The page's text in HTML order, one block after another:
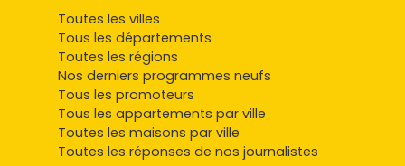
Toutes les villes
Tous les départements
Toutes les régions
Nos derniers programmes neufs
Tous les promoteurs
Tous les appartements par ville
Toutes les maisons par ville
Toutes les réponses de nos journalistes